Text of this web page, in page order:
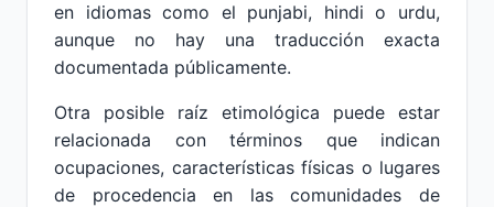
en idiomas como el punjabi, hindi o urdu,
aunque no hay una traducción exacta
documentada públicamente.
Otra posible raíz etimológica puede estar
relacionada con términos que indican
ocupaciones, características físicas o lugares
de procedencia en las comunidades de